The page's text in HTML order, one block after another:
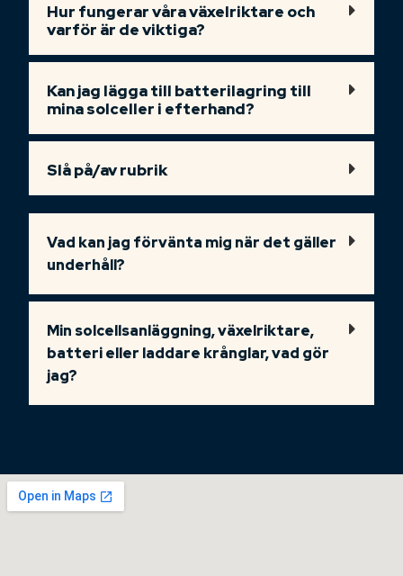
Hur fungerar våra växelriktare och
varför är de viktiga?
Kan jag lägga till batterilagring till
mina solceller i efterhand?
Slå på/av rubrik
Vad kan jag förvänta mig när det gäller
underhåll?
Min solcellsanläggning, växelriktare,
batteri eller laddare krånglar, vad gör
jag?